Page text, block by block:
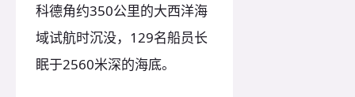
科德角约350公里的大西洋海
域试航时沉没，129名船员长
眠于2560米深的海底。